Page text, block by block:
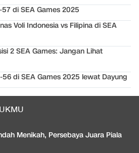
di SEA Games 2025
Voli Indonesia vs Filipina di SEA
2 SEA Games: Jangan Lihat
56 di SEA Games 2025 lewat Dayung
Menikah, Persebaya Juara Piala